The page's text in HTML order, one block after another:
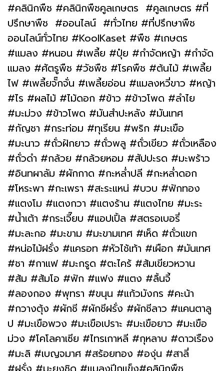
#คลินิกพืช #คลินิกพืชคูลเกษตร #คูลเกษตร #ที่
ปรึกษาพืช #ออนไลน์ #ทั่วไทย #ที่ปรึกษาพืช
ออนไลน์ทั่วไทย #KoolKaset #พืช #เกษตร
#แมลง #หนอน #เพลี้ย #ปุ๋ย #กำจัดหญ้า #กำจัด
แมลง #ศัตรูพืช #วัชพืช #โรคพืช #ต้นไม้ #เพลี้ย
ไฟ #เพลี้ยจั๊กจั่น #เพลี้ยอ่อน #แมลงหวี่ขาว #หญ้า
#ไร #ผลไม้ #ไม้ดอก #ข้าว #ข้าวโพด #ลำไย
#มะม่วง #ข้าวโพด #มันสำปะหลัง #มันเทศ
#กัญชา #กระท่อม #ทุเรียน #พริก #มะเขือ
#มะนาว #ถั่วฝักยาว #ถั่วพลู #ถั่วเขียว #ถั่วเหลือง
#ถั่วดำ #กล้วย #กล้วยหอม #สัปปะรด #มะพร้าว
#อินทผาลัม #ผักกาด #กะหล่ำปลี #กะหล่ำดอก
#โหระพา #กะเพรา #สะระแหน่ #บวบ #ฟักทอง
#แตงโม #แตงกวา #แตงร้าน #แตงไทย #มะระ
#น้ำเต้า #กระเจี๊ยบ #แอปเปิ้ล #สตรอเบอรี่
#มะละกอ #มะขาม #มะขามเทศ #เห็ด #ถั่วแขก
#หน่อไม้ฝรั่ง #แครอท #หัวไช้เท้า #เผือก #มันเทศ
#ชา #กาแฟ #มะกรูด #ตะไคร้ #ส้มเขียวหวาน
#ส้ม #ส้มโอ #ฟัก #แฟง #แตง #ลิ้นจี้
#ลองกอง #พุทรา #ขนุน #แก้วมังกร #คะน้า
#กวางตุ้ง #ผักชี #ผักชีฝรั่ง #ผักชีลาว #แคนตาลู
ป #มะเขือพวง #มะเขือเปราะ #มะเขือยาว #มะเขือ
ม่วง #โคโลคาเซีย #ไทรเกาหลี #กุหลาบ #ดาวเรือง
#มะลิ #เบญจมาศ #สร้อยทอง #องุ่น #สาลี่